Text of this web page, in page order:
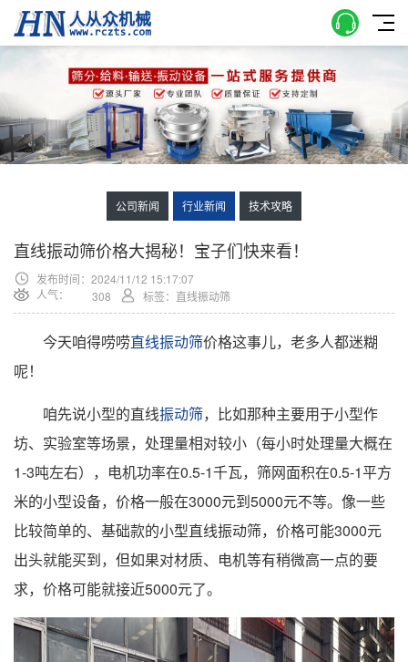
公司新闻 行业新闻 技术攻略
直线振动筛价格大揭秘！宝子们快来看！
发布时间：2024/11/12 15:17:07
人气：
308 标签：直线振动筛
今天咱得唠唠直线振动筛价格这事儿，老多人都迷糊
呢！
咱先说小型的直线振动筛，比如那种主要用于小型作
坊、实验室等场景，处理量相对较小（每小时处理量大概在
1-3吨左右），电机功率在0.5-1千瓦，筛网面积在0.5-1平方
米的小型设备，价格一般在3000元到5000元不等。像一些
比较简单的、基础款的小型直线振动筛，价格可能3000元
出头就能买到，但如果对材质、电机等有稍微高一点的要
求，价格可能就接近5000元了。